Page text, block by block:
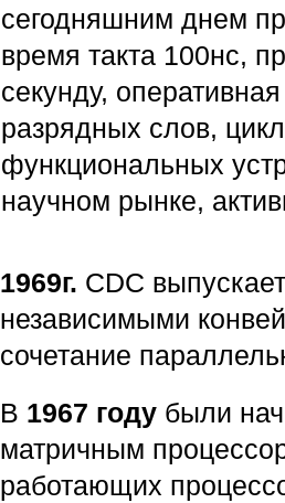
сегодняшним днем
время такта 100нс,
секунду,
разрядных слов,
функциональных
научном рынке,
1969г. CDC
независимыми
сочетание
В 1967 году были
матричным
работающих